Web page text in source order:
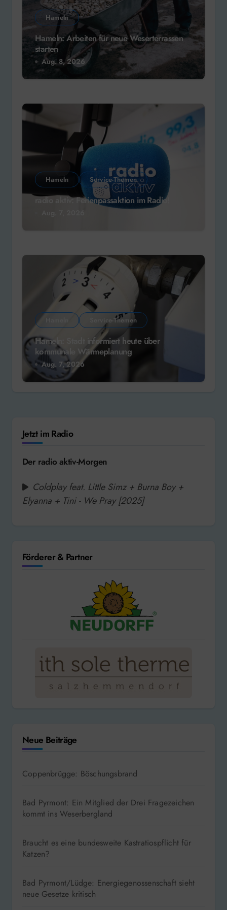
Hameln
Hameln: Arbeiten für neue Weserterrassen
starten
Aug. 8, 2026
Hameln Service-Themen
radio aktiv: Ferienpassaktion im Radio!
Service-Themen
Hameln: Stadt informiert heute über
kommunale Wärmeplanung
Aug. 7, 2026
Jetzt im Radio
Der radio aktiv-Morgen
Coldplay feat. Little Simz + Burna Boy +
Elyanna + Tini - We Pray [2025]
Förderer & Partner
Neue Beiträge
Coppenbrügge: Böschungsbrand
Bad Pyrmont: Ein Mitglied der Drei Fragezeichen
kommt ins Weserbergland
Braucht es eine bundesweite Kastratiospflicht für
Katzen?
Bad Pyrmont/Lüdge: Energiegenossenschaft sieht
neue Gesetze kritisch